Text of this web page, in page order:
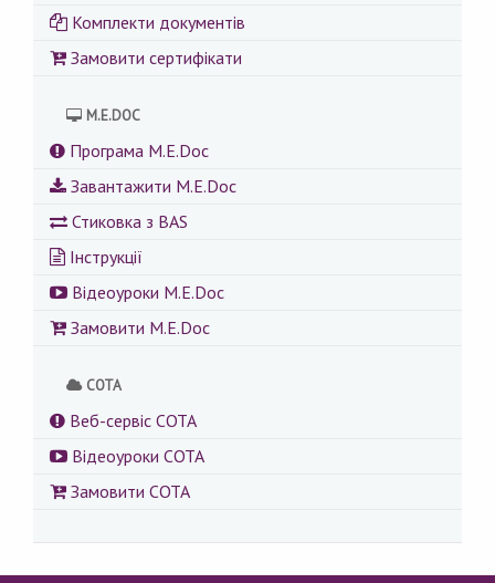
Комплекти документів
Замовити сертифікати
M.E.DOC
Програма M.E.Doc
Завантажити M.E.Doc
Стиковка з BAS
Інструкції
Відеоуроки M.E.Doc
Замовити M.E.Doc
СОТА
Веб-сервіс СОТА
Відеоуроки СОТА
Замовити СОТА